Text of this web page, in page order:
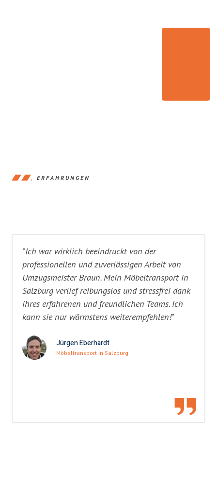
ERFAHRUNGEN
"Ich war wirklich beeindruckt von der
professionellen und zuverlässigen Arbeit von
Umzugsmeister Braun. Mein Möbeltransport in
Salzburg verlief reibungslos und stressfrei dank
ihres erfahrenen und freundlichen Teams. Ich
kann sie nur wärmstens weiterempfehlen!"
Jürgen Eberhardt
Möbeltransport in Salzburg